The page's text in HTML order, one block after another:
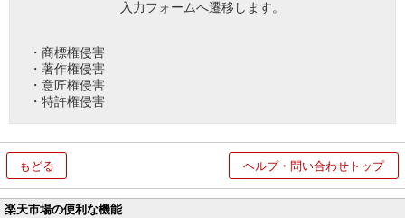
入力フォームへ遷移します。
・商標権侵害
・著作権侵害
・意匠権侵害
・特許権侵害
もどる ヘルプ・問い合わせトップ
楽天市場の便利な機能